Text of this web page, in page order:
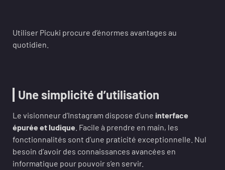
Utiliser Picuki procure d’énormes avantages au
quotidien.
Une simplicité d’utilisation
Le visionneur d’Instagram dispose d’une interface
épurée et ludique . Facile à prendre en main, les
fonctionnalités sont d’une praticité exceptionnelle. Nul
besoin d’avoir des connaissances avancées en
informatique pour pouvoir s’en servir.